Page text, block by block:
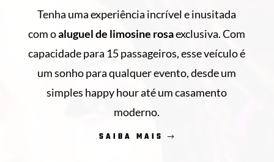
Tenha uma experiência incrível e inusitada
com oaluguel de limosine rosaexclusiva. Com
capacidade para 15 passageiros, esse veículo é
um sonho para qualquer evento, desde um
simples happy hour até um casamento
moderno.
SAIBA MAIS